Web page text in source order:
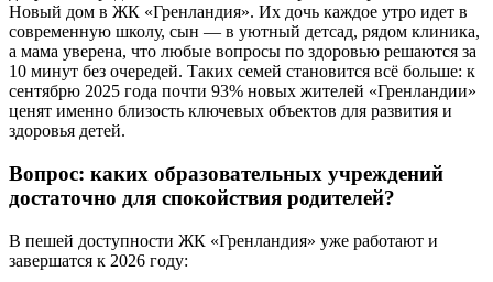
Новый дом в ЖК «Гренландия». Их дочь каждое утро идет в
современную школу, сын — в уютный детсад, рядом клиника,
а мама уверена, что любые вопросы по здоровью решаются за
10 минут без очередей. Таких семей становится всё больше: к
сентябрю 2025 года почти 93% новых жителей «Гренландии»
ценят именно близость ключевых объектов для развития и
здоровья детей.
Вопрос: каких образовательных учреждений
достаточно для спокойствия родителей?
В пешей доступности ЖК «Гренландия» уже работают и
завершатся к 2026 году: